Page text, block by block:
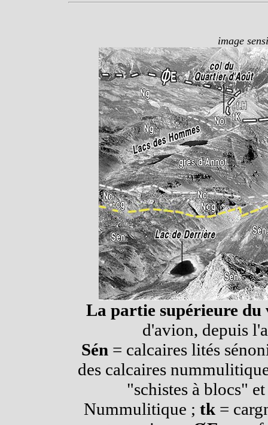
image
La partie supérieure
d'avion, depuis
Sén = calcaires lités
des calcaires
"schistes à blocs"
Nummulitique ; tk=